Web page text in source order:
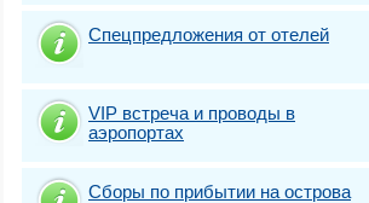
Спецпредложения от отелей
VIP встреча и проводы в
аэропортах
Сборы по прибытии на острова